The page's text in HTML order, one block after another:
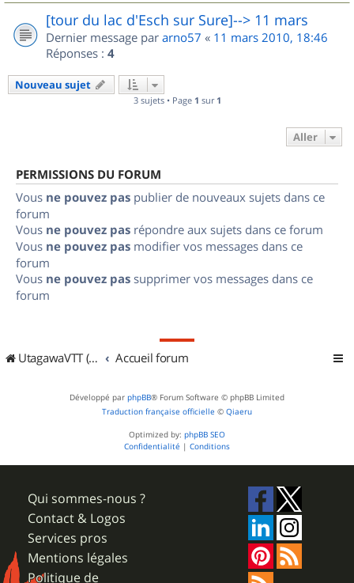
[tour du lac d'Esch sur Sure]--> 11 mars
Dernier message par arno57 « 11 mars 2010, 18:46
Réponses : 4
Nouveau sujet
3 sujets • Page 1 sur 1
Aller
PERMISSIONS DU FORUM
Vous ne pouvez pas publier de nouveaux sujets dans ce
forum
Vous ne pouvez pas répondre aux sujets dans ce forum
Vous ne pouvez pas modifier vos messages dans ce
forum
Vous ne pouvez pas supprimer vos messages dans ce
forum
UtagawaVTT (Randos VTT et VTTAE avec traces GPS) Accueil forum
Développé par phpBB® Forum Software © phpBB Limited
Traduction française officielle © Qiaeru
Optimized by: phpBB SEO
Confidentialité | Conditions
Qui sommes-nous ?
Contact & Logos
Services pros
Mentions légales
Politique de